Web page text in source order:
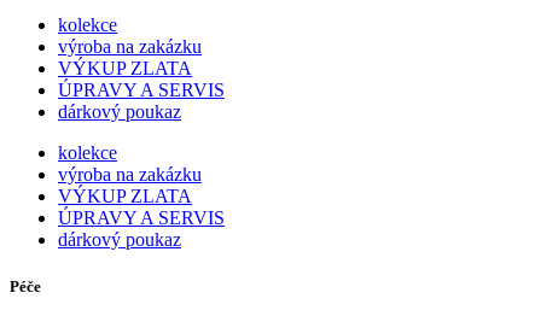
kolekce
výroba na zakázku
VÝKUP ZLATA
ÚPRAVY A SERVIS
dárkový poukaz
kolekce
výroba na zakázku
VÝKUP ZLATA
ÚPRAVY A SERVIS
dárkový poukaz
Péče